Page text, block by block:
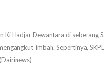
Hadjar Dewantara di seberang
limbah. Sepertinya,